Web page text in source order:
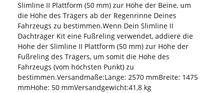
Slimline II Plattform (50 mm) zur Höhe der Beine, um
die Höhe des Trägers ab der Regenrinne Deines
Fahrzeugs zu bestimmen.Wenn Dein Slimline II
Dachträger Kit eine Fußreling verwendet, addiere die
Höhe der Slimline II Plattform (50 mm) zur Höhe der
Fußreling des Trägers, um somit die Höhe des
Fahrzeugs (vom höchsten Punkt) zu
bestimmen.Versandmaße:Länge: 2570 mmBreite: 1475
mmHöhe: 50 mmVersandgewicht:41,8 kg